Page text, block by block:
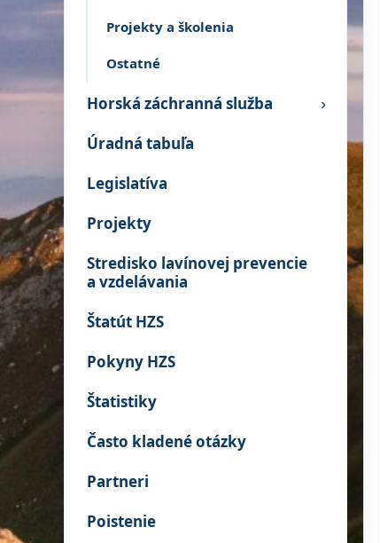
Projekty a školenia
Ostatné
Horská záchranná služba ›
Úradná tabuľa
Legislatíva
Projekty
Stredisko lavínovej prevencie
a vzdelávania
Štatút HZS
Pokyny HZS
Štatistiky
Často kladené otázky
Partneri
Poistenie